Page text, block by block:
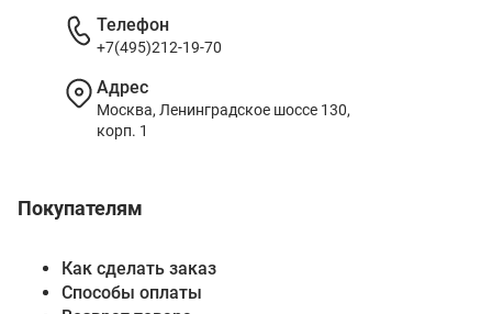
Покупателям
Как сделать заказ
Способы оплаты
Телефон
+7(495)212-19-70
Адрес
Москва, Ленинградское шоссе 130,
корп. 1